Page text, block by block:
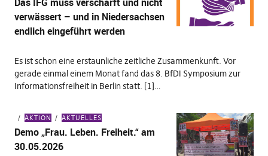
verwässert – und in Niedersachsen
endlich eingeführt werden
Es ist schon eine erstaunliche zeitliche Zusammenkunft. Vor
gerade einmal einem Monat fand das 8. BfDI Symposium zur
Informationsfreiheit in Berlin statt. [1]…
AKTION AKTUELLES
Demo „Frau. Leben. Freiheit.“ am
30.05.2026